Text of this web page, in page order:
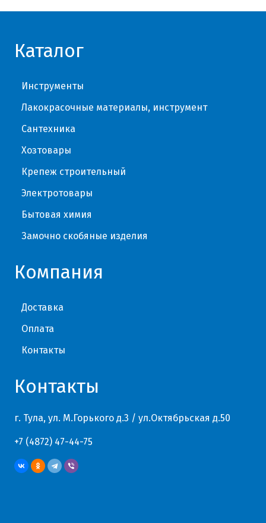
Каталог
Инструменты
Лакокрасочные материалы, инструмент
Сантехника
Хозтовары
Крепеж строительный
Электротовары
Бытовая химия
Замочно скобяные изделия
Компания
Доставка
Оплата
Контакты
Контакты
г. Тула, ул. М.Горького д.3 / ул.Октябрьская д.50
+7 (4872) 47-44-75